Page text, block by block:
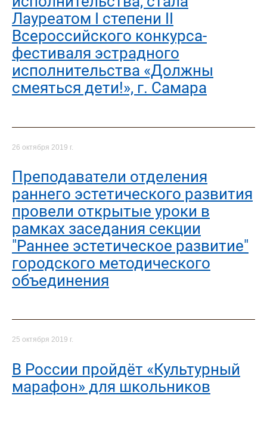
Лауреатом I степени II
Всероссийского конкурса-
фестиваля эстрадного
исполнительства «Должны
смеяться дети!», г. Самара
26 октября 2019 г.
Преподаватели отделения
раннего эстетического развития
провели открытые уроки в
рамках заседания секции
"Раннее эстетическое развитие"
городского методического
объединения
25 октября 2019 г.
В России пройдёт «Культурный
марафон» для школьников